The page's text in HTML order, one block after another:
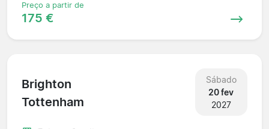
Preço a partir de
175 €
Brighton
Tottenham
Sábado
20 fev
2027